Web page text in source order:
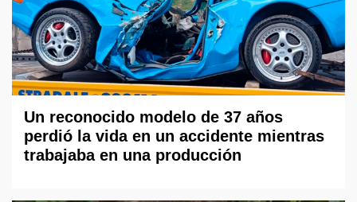
Un reconocido modelo de 37 años
perdió la vida en un accidente mientras
trabajaba en una producción